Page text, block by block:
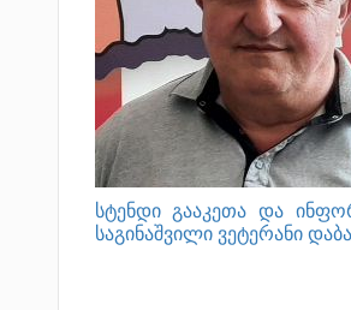
სტენდი გააკეთა და
საგინაშვილი ვეტერანი